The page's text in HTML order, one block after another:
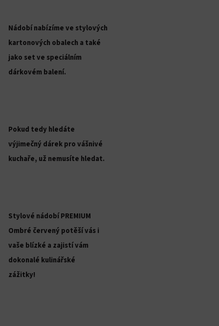
Nádobí nabízíme ve stylových
kartonových obalech a také
jako set ve speciálním
dárkovém balení.
Pokud tedy hledáte
výjimečný dárek pro vášnivé
kuchaře, už nemusíte hledat.
Stylové nádobí PREMIUM
Ombré červený potěší vás i
vaše blízké a zajistí vám
dokonalé kulinářské
zážitky!